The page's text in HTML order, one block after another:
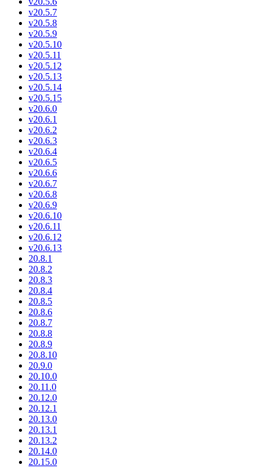
v20.5.7
v20.5.8
v20.5.9
v20.5.10
v20.5.11
v20.5.12
v20.5.13
v20.5.14
v20.5.15
v20.6.0
v20.6.1
v20.6.2
v20.6.3
v20.6.4
v20.6.5
v20.6.6
v20.6.7
v20.6.8
v20.6.9
v20.6.10
v20.6.11
v20.6.12
v20.6.13
20.8.1
20.8.2
20.8.3
20.8.4
20.8.5
20.8.6
20.8.7
20.8.8
20.8.9
20.8.10
20.9.0
20.10.0
20.11.0
20.12.0
20.12.1
20.13.0
20.13.1
20.13.2
20.14.0
20.15.0